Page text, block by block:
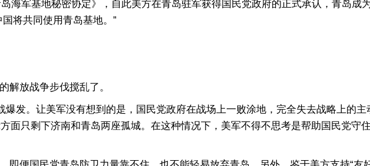
军基地秘密协定》，自此美方在青岛驻军获得国民党政府的正式承认，青岛成
将共同使用青岛基地。”
放战争步伐搅乱了。
。让美军没有想到的是，国民党政府在战场上一败涂地，完全失去战略上的主
面只剩下济南和青岛两座孤城。在这种情况下，美军不得不思考是帮助国民党守